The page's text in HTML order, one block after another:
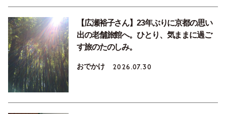
【広瀬裕子さん】23年ぶりに京都の思い
出の老舗旅館へ。ひとり、気ままに過ご
す旅のたのしみ。
おでかけ 2026.07.30